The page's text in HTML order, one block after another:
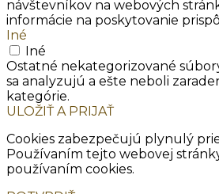
návštevníkov na webových
informácie na poskytovanie
Iné
Iné
Ostatné nekategorizované
sa analyzujú a ešte neboli
kategórie.
ULOŽIŤ A PRIJAŤ
Cookies zabezpečujú plynulý
Používaním tejto webovej
používaním cookies.